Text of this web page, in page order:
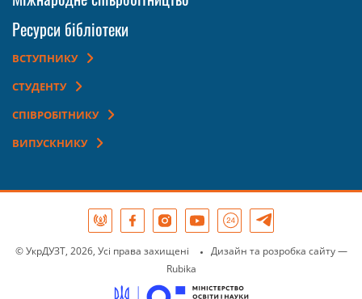
Ресурси бібліотеки
ВСТУПНИКУ
СТУДЕНТУ
СПІВРОБІТНИКУ
ВИПУСКНИКУ
© УкрДУЗТ, 2026, Усі права захищені Дизайн та розробка сайту—
Rubika